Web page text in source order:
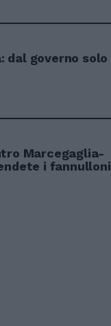
dal governo solo
Marcegaglia-
i fannulloni